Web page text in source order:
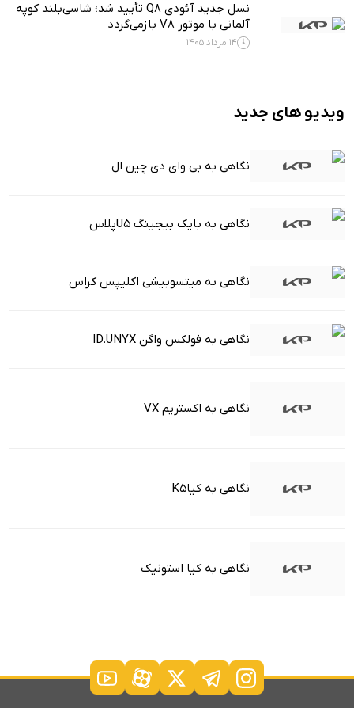
نسل جدید آئودی Q8 تأیید شد؛ شاسی‌بلند کوپه
آلمانی با موتور V8 بازمی‌گردد
14 مرداد 1405
ویدیو های جدید
نگاهی به بی وای دی چین ال
نگاهی به بایک بیجینگ U5پلاس
نگاهی به میتسوبیشی اکلیپس کراس
نگاهی به فولکس واگن ID.UNYX